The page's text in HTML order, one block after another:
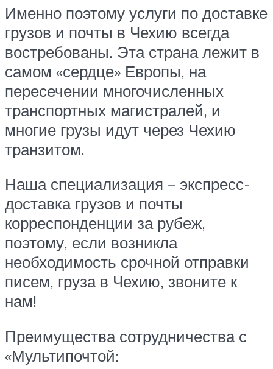
Именно поэтому услуги по доставке
грузов и почты в Чехию всегда
востребованы. Эта страна лежит в
самом «сердце» Европы, на
пересечении многочисленных
транспортных магистралей, и
многие грузы идут через Чехию
транзитом.
Наша специализация – экспресс-
доставка грузов и почты
корреспонденции за рубеж,
поэтому, если возникла
необходимость срочной отправки
писем, груза в Чехию, звоните к
нам!
Преимущества сотрудничества с
«Мультипочтой: